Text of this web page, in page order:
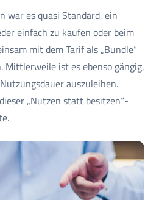
war es quasi Standard, ein
einfach zu kaufen oder beim
mit dem Tarif als „Bundle“
Mittlerweile ist es ebenso gängig,
auszuleihen.
„Nutzen statt besitzen“-